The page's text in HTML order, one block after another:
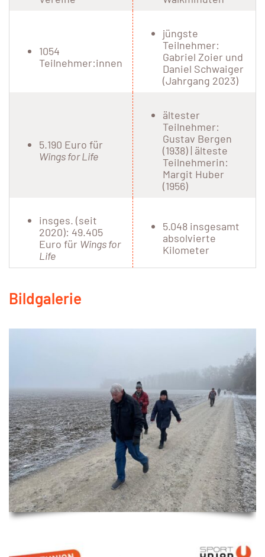
1054
Teilnehmer:innen
jüngste
Teilnehmer:
Gabriel Zoier und
Daniel Schwaiger
(Jahrgang 2023)
5.190 Euro für
Wings for Life
ältester
Teilnehmer:
Gustav Bergen
(1938) | älteste
Teilnehmerin:
Margit Huber
(1956)
insges. (seit
2020): 49.405
Euro für Wings for
Life
5.048 insgesamt
absolvierte
Kilometer
Bildgalerie